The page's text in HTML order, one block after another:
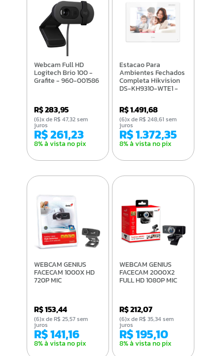
Webcam Full HD
Logitech Brio 100 -
Grafite - 960-001586
R$ 283,95
R$ 261,23
8% à vista no pix
(6)x de R$ 47,32 sem
juros
Estacao Para
Ambientes Fechados
Completa Hikvision
DS-KH9310-WTE1 -
R$ 1.491,68
R$ 1.372,35
8% à vista no pix
(6)x de R$ 248,61 sem
juros
WEBCAM GENIUS
FACECAM 1000X HD
720P MIC
R$ 153,44
R$ 141,16
8% à vista no pix
(6)x de R$ 25,57 sem
juros
WEBCAM GENIUS
FACECAM 2000X2
FULL HD 1080P MIC
R$ 212,07
R$ 195,10
8% à vista no pix
(6)x de R$ 35,34 sem
juros